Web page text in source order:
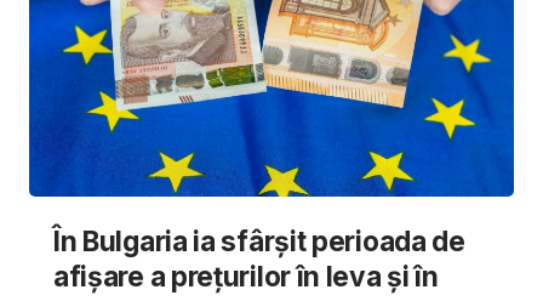
În Bulgaria ia sfârşit perioada de
afișare a prețurilor în ​​leva și în